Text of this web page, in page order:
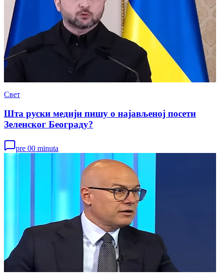
Свет
Шта руски медији пишу о најављеној посети
Зеленског Београду?
pre 00 minuta